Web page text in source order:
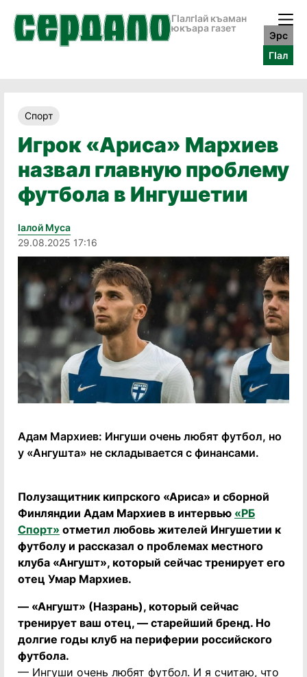
ГӀалгӀай къаман
юкъара газет
Эрс
ГӀал
Спорт
Игрок «Ариса» Мархиев
назвал главную проблему
футбола в Ингушетии
Iалой Муса
29.08.2025 17:16
Адам Мархиев: Ингуши очень любят футбол, но
у «Ангушта» не складывается с финансами.
Полузащитник кипрского «Ариса» и сборной
Финляндии Адам Мархиев в интервью «РБ
Спорт» отметил любовь жителей Ингушетии к
футболу и рассказал о проблемах местного
клуба «Ангушт», который сейчас тренирует его
отец Умар Мархиев.
— «Ангушт» (Назрань), который сейчас
тренирует ваш отец, — старейший бренд. Но
долгие годы клуб на периферии российского
футбола.
— Ингуши очень любят футбол. И я считаю, что